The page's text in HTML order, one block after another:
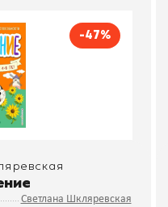
-47%
Светлана Шкляревская